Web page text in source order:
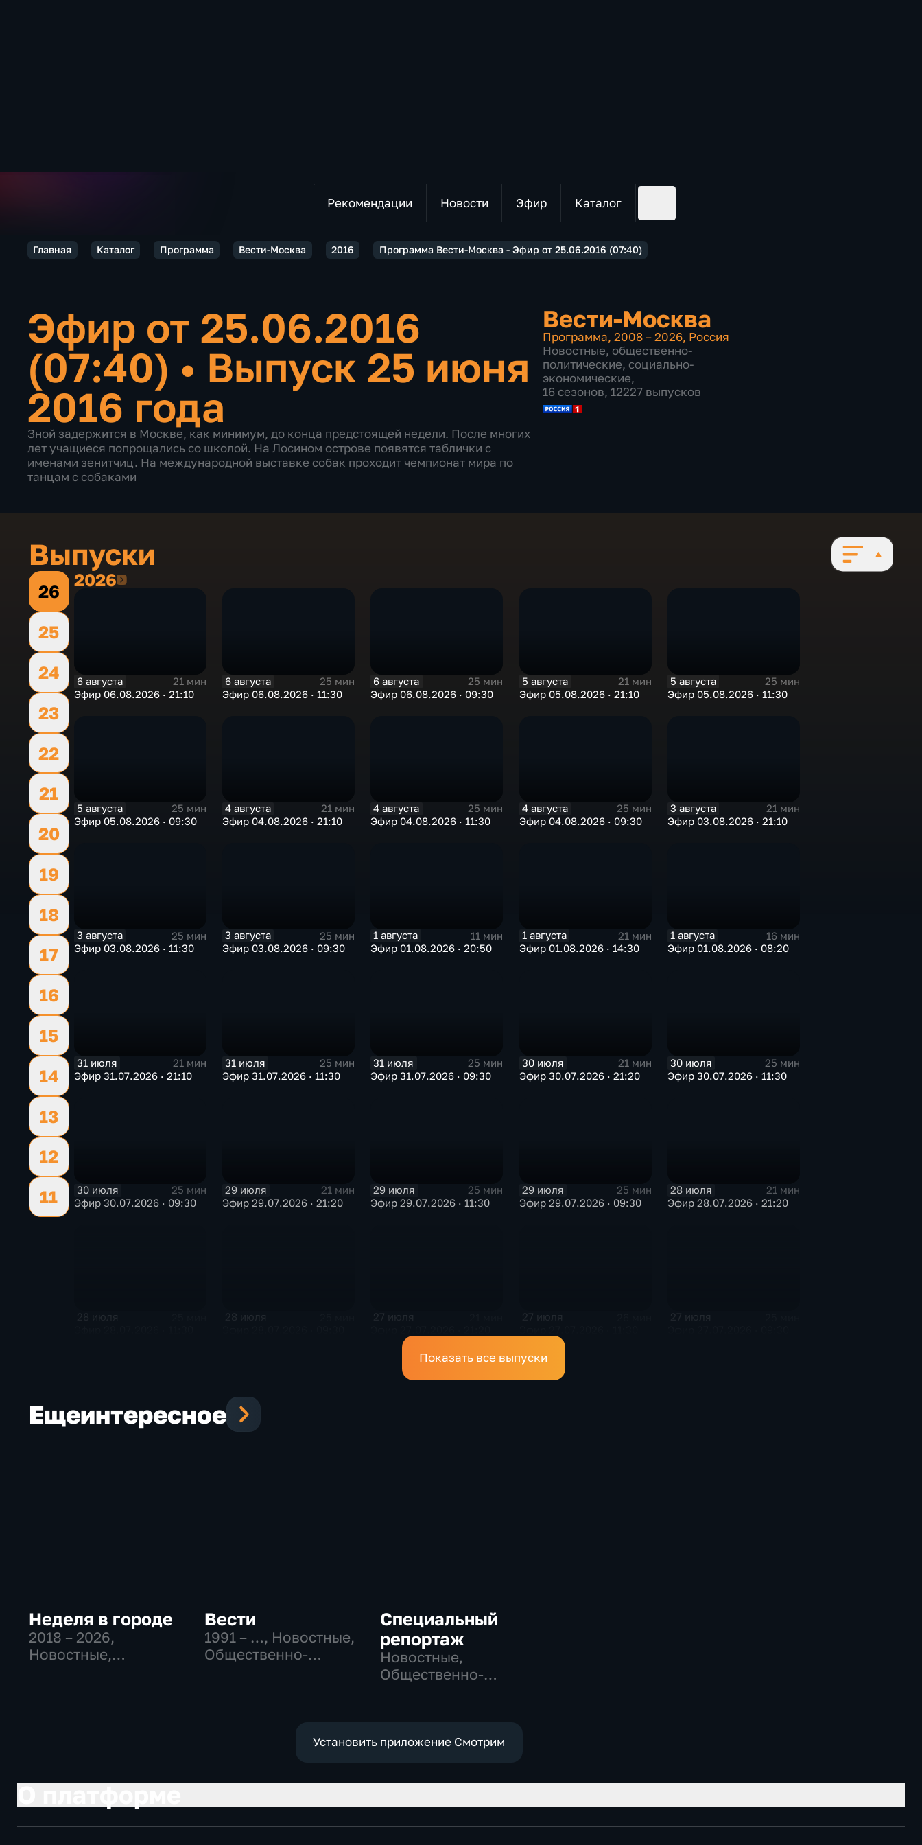
Рекомендации Новости Эфир Каталог
Главная Каталог Программа Вести-Москва 2016 Программа Вести-Москва - Эфир от 25.06.2016 (07:40)
Эфир от 25.06.2016
(07:40) • Выпуск 25 июня
2016 года
Зной задержится в Москве, как минимум, до конца предстоящей недели. После многих
лет учащиеся попрощались со школой. На Лосином острове появятся таблички с
именами зенитчиц. На международной выставке собак проходит чемпионат мира по
танцам с собаками
Вести-Москва
Программа, 2008 – 2026, Россия
Новостные, общественно-
политические, социально-
экономические,
16 сезонов, 12227 выпусков
Выпуски
26
25
24
23
22
21
20
19
18
17
16
15
14
13
12
11
20262026
6 августа
21 мин
Эфир 06.08.2026 · 21:10
6 августа
25 мин
Эфир 06.08.2026 · 11:30
6 августа
25 мин
Эфир 06.08.2026 · 09:30
5 августа
21 мин
Эфир 05.08.2026 · 21:10
5 августа
25 мин
Эфир 05.08.2026 · 11:30
5 августа
25 мин
Эфир 05.08.2026 · 09:30
4 августа
21 мин
Эфир 04.08.2026 · 21:10
4 августа
25 мин
Эфир 04.08.2026 · 11:30
4 августа
25 мин
Эфир 04.08.2026 · 09:30
3 августа
21 мин
Эфир 03.08.2026 · 21:10
3 августа
25 мин
Эфир 03.08.2026 · 11:30
3 августа
25 мин
Эфир 03.08.2026 · 09:30
1 августа
11 мин
Эфир 01.08.2026 · 20:50
1 августа
21 мин
Эфир 01.08.2026 · 14:30
1 августа
16 мин
Эфир 01.08.2026 · 08:20
31 июля
21 мин
Эфир 31.07.2026 · 21:10
31 июля
25 мин
Эфир 31.07.2026 · 11:30
31 июля
25 мин
Эфир 31.07.2026 · 09:30
30 июля
21 мин
Эфир 30.07.2026 · 21:20
30 июля
25 мин
Эфир 30.07.2026 · 11:30
30 июля
25 мин
Эфир 30.07.2026 · 09:30
29 июля
21 мин
Эфир 29.07.2026 · 21:20
29 июля
25 мин
Эфир 29.07.2026 · 11:30
29 июля
25 мин
Эфир 29.07.2026 · 09:30
28 июля
21 мин
Эфир 28.07.2026 · 21:20
28 июля 28 июля 27 июля 27 июля 27 июля
Показать все выпуски
Ещеинтересное
Неделя в городе
2018 – 2026,
Новостные,
Вести
1991 – …, Новостные,
Общественно-
Специальный
репортаж
Новостные,
Общественно-
Установить приложение Смотрим